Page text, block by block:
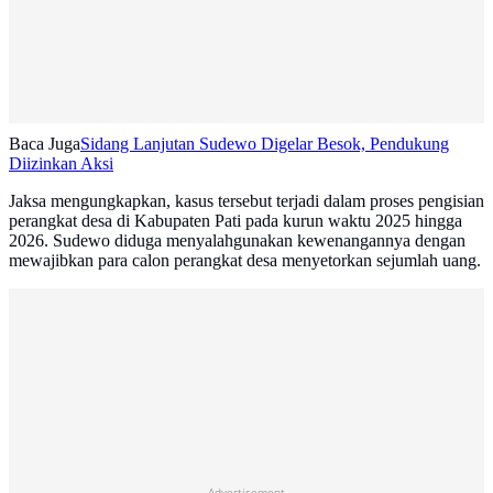
Baca JugaSidang Lanjutan Sudewo Digelar Besok, Pendukung
Diizinkan Aksi
Jaksa mengungkapkan, kasus tersebut terjadi dalam proses pengisian
perangkat desa di Kabupaten Pati pada kurun waktu 2025 hingga
2026. Sudewo diduga menyalahgunakan kewenangannya dengan
mewajibkan para calon perangkat desa menyetorkan sejumlah uang.